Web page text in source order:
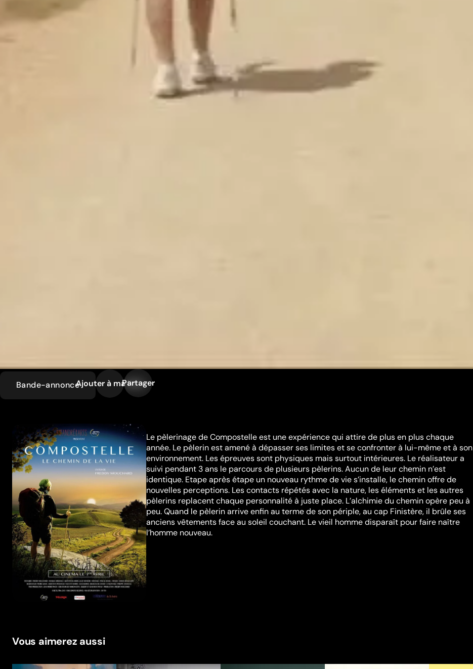
Bande-annonceAjouter à ma liste
Partager
Le pèlerinage de Compostelle est une expérience qui attire de plus en plus chaque
année. Le pèlerin est amené à dépasser ses limites et se confronter à lui-même et à son
environnement. Les épreuves sont physiques mais surtout intérieures. Le réalisateur a
suivi pendant 3 ans le parcours de plusieurs pèlerins. Aucun de leur chemin n’est
identique. Etape après étape un nouveau rythme de vie s’installe, le chemin offre de
nouvelles perceptions. Les contacts répétés avec la nature, les éléments et les autres
pèlerins replacent chaque personnalité à juste place. L’alchimie du chemin opère peu à
peu. Quand le pèlerin arrive enfin au terme de son périple, au cap Finistère, il brûle ses
anciens vêtements face au soleil couchant. Le vieil homme disparaît pour faire naître
l’homme nouveau.
Vous aimerez aussi